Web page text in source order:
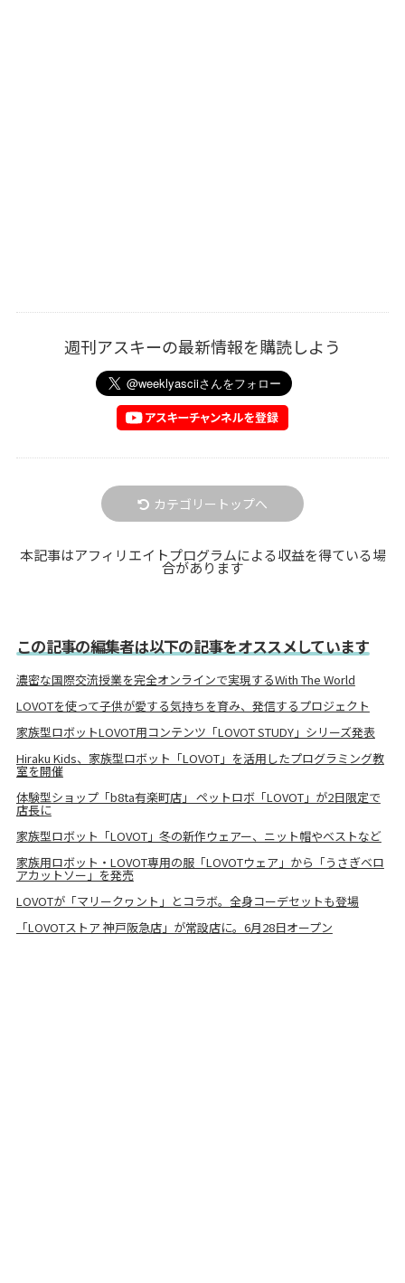
週刊アスキーの最新情報を購読しよう
カテゴリートップへ
本記事はアフィリエイトプログラムによる収益を得ている場
合があります
この記事の編集者は以下の記事をオススメしています
濃密な国際交流授業を完全オンラインで実現するWith The World
LOVOTを使って子供が愛する気持ちを育み、発信するプロジェクト
家族型ロボットLOVOT用コンテンツ「LOVOT STUDY」シリーズ発表
Hiraku Kids、家族型ロボット「LOVOT」を活用したプログラミング教
室を開催
体験型ショップ「b8ta有楽町店」 ペットロボ「LOVOT」が2日限定で
店長に
家族型ロボット「LOVOT」冬の新作ウェアー、ニット帽やベストなど
家族用ロボット・LOVOT専用の服「LOVOTウェア」から「うさぎベロ
アカットソー」を発売
LOVOTが「マリークヮント」とコラボ。全身コーデセットも登場
「LOVOTストア 神戸阪急店」が常設店に。6月28日オープン